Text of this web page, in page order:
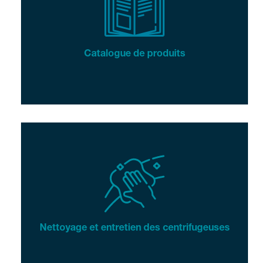
Catalogue de produits
Nettoyage et entretien des centrifugeuses